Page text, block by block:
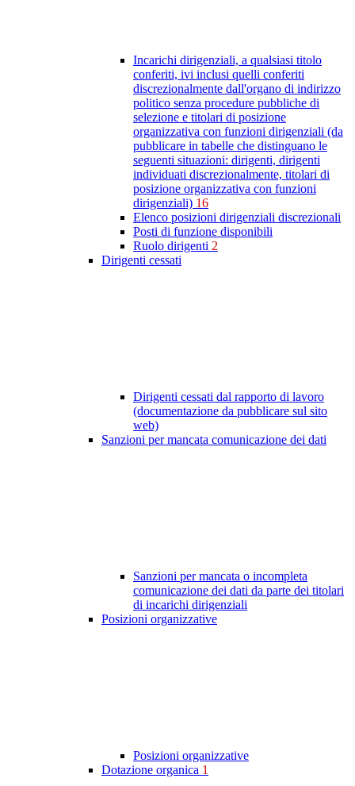
Incarichi dirigenziali, a qualsiasi titolo
conferiti, ivi inclusi quelli conferiti
discrezionalmente dall'organo di indirizzo
politico senza procedure pubbliche di
selezione e titolari di posizione
organizzativa con funzioni dirigenziali (da
pubblicare in tabelle che distinguano le
seguenti situazioni: dirigenti, dirigenti
individuati discrezionalmente, titolari di
posizione organizzativa con funzioni
dirigenziali) 16
Elenco posizioni dirigenziali discrezionali
Posti di funzione disponibili
Ruolo dirigenti 2
Dirigenti cessati
Dirigenti cessati dal rapporto di lavoro
(documentazione da pubblicare sul sito
web)
Sanzioni per mancata comunicazione dei dati
Sanzioni per mancata o incompleta
comunicazione dei dati da parte dei titolari
di incarichi dirigenziali
Posizioni organizzative
Posizioni organizzative
Dotazione organica 1